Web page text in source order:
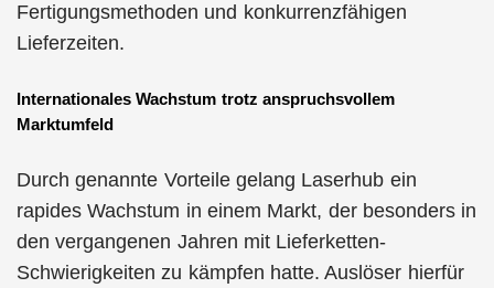
Fertigungsmethoden und konkurrenzfähigen
Lieferzeiten.
Internationales Wachstum trotz anspruchsvollem
Marktumfeld
Durch genannte Vorteile gelang Laserhub ein
rapides Wachstum in einem Markt, der besonders in
den vergangenen Jahren mit Lieferketten-
Schwierigkeiten zu kämpfen hatte. Auslöser hierfür